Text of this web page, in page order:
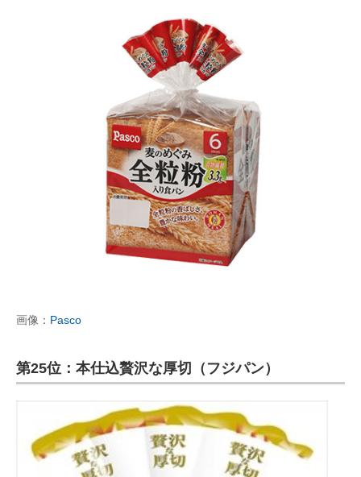
画像： Pasco
第25位：本仕込贅沢な厚切（フジパン）